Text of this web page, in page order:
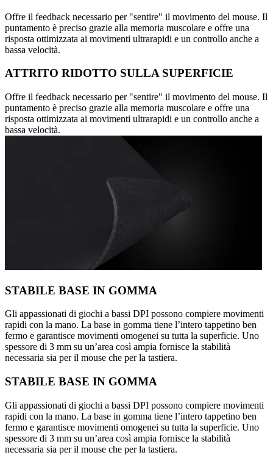
Offre il feedback necessario per "sentire" il movimento del mouse. Il
puntamento è preciso grazie alla memoria muscolare e offre una
risposta ottimizzata ai movimenti ultrarapidi e un controllo anche a
bassa velocità.
ATTRITO RIDOTTO SULLA SUPERFICIE
Offre il feedback necessario per "sentire" il movimento del mouse. Il
puntamento è preciso grazie alla memoria muscolare e offre una
risposta ottimizzata ai movimenti ultrarapidi e un controllo anche a
bassa velocità.
STABILE BASE IN GOMMA
Gli appassionati di giochi a bassi DPI possono compiere movimenti
rapidi con la mano. La base in gomma tiene l’intero tappetino ben
fermo e garantisce movimenti omogenei su tutta la superficie. Uno
spessore di 3 mm su un’area così ampia fornisce la stabilità
necessaria sia per il mouse che per la tastiera.
STABILE BASE IN GOMMA
Gli appassionati di giochi a bassi DPI possono compiere movimenti
rapidi con la mano. La base in gomma tiene l’intero tappetino ben
fermo e garantisce movimenti omogenei su tutta la superficie. Uno
spessore di 3 mm su un’area così ampia fornisce la stabilità
necessaria sia per il mouse che per la tastiera.